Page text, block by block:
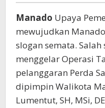
Manado Upaya
mewujudkan
slogan semata.
menggelar Operasi
pelanggaran Perda
dipimpin Walikota
Lumentut, SH, MSi,